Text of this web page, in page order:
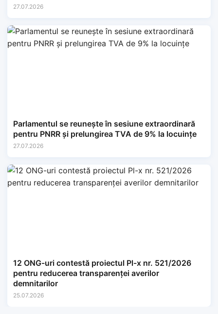
27.07.2026
Parlamentul se reunește în sesiune extraordinară
pentru PNRR și prelungirea TVA de 9% la locuințe
27.07.2026
12 ONG-uri contestă proiectul Pl-x nr. 521/2026
pentru reducerea transparenței averilor
demnitarilor
25.07.2026